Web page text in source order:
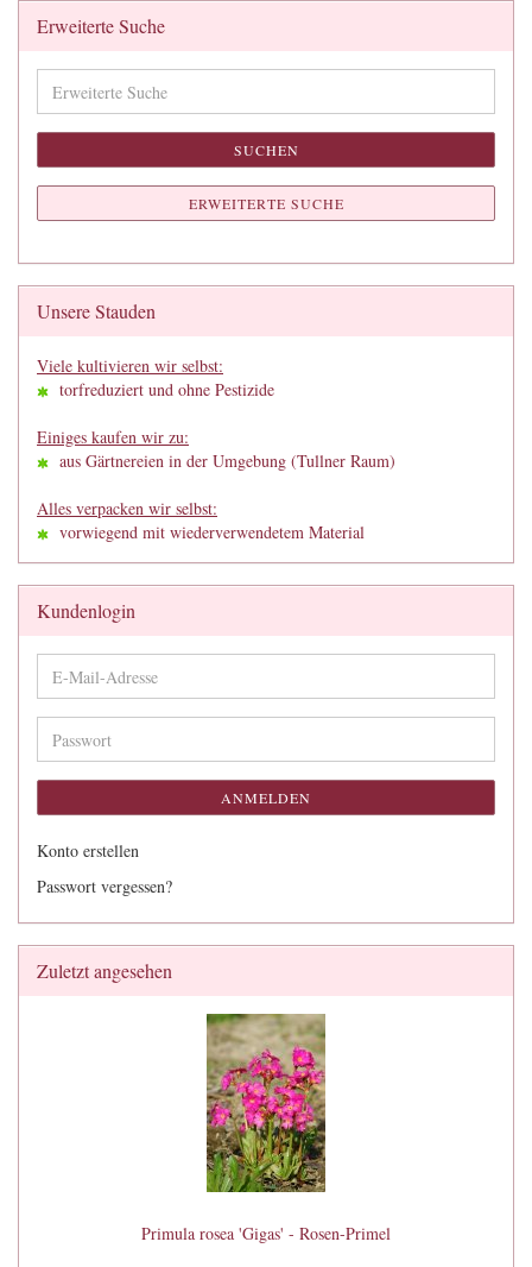
Erweiterte Suche
Suche
SUCHEN
ERWEITERTE SUCHE
Unsere Stauden
Viele kultivieren wir selbst:
torfreduziert und ohne Pestizide
Einiges kaufen wir zu:
aus Gärtnereien in der Umgebung (Tullner Raum)
Alles verpacken wir selbst:
vorwiegend mit wiederverwendetem Material
Kundenlogin
E-
Mail-
Adresse
Passwort
ANMELDEN
Konto erstellen
Passwort vergessen?
Zuletzt angesehen
Primula rosea 'Gigas' - Rosen-Primel